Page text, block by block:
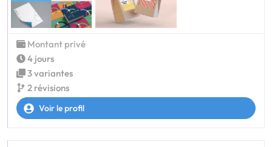
Montant privé
4 jours
3 variantes
2 révisions
Voir le profil